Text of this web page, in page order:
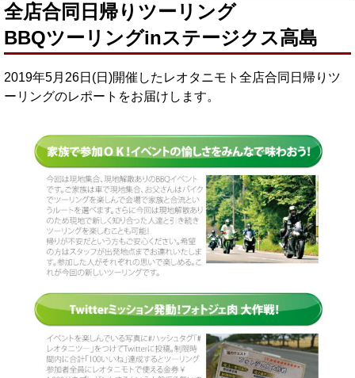
全店合同日帰りツーリング
BBQツーリングinステージクス高島
2019年5月26日(日)開催したレオタニモト全店合同日帰りツ
ーリングのレポートをお届けします。